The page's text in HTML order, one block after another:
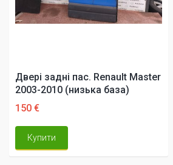
Двері задні пас. Renault Master
2003-2010 (низька база)
150 €
Купити